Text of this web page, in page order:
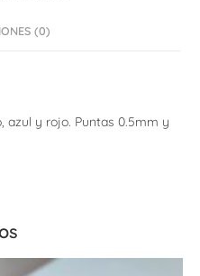
(0)
azul y rojo. Puntas 0.5mm y